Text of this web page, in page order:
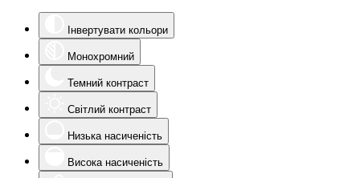
Інвертувати кольори
Монохромний
Темний контраст
Світлий контраст
Низька насиченість
Висока насиченість